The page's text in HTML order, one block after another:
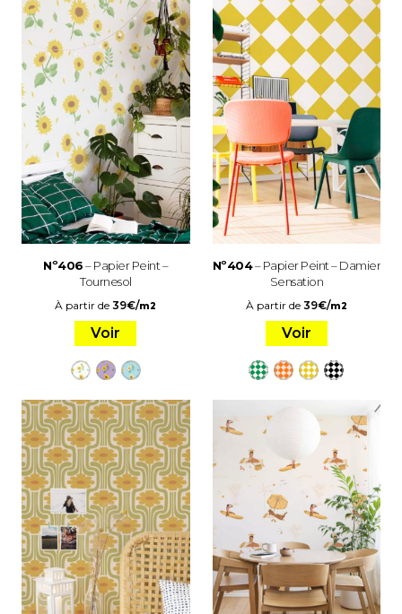
Nº406– Papier Peint –
Tournesol
À partir de39€/m2
Voir
Nº404– Papier Peint – Damier
Sensation
À partir de 39€/m2
Voir